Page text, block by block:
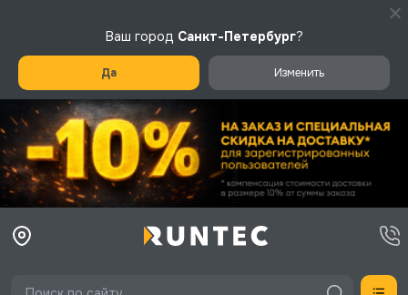
Ваш город Санкт-Петербург?
Да Изменить